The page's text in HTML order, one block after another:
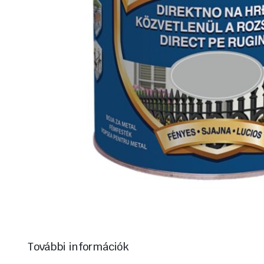
További információk